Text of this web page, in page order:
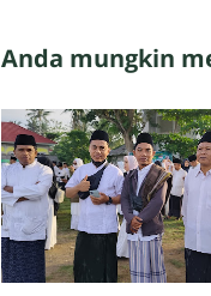
Anda mungkin